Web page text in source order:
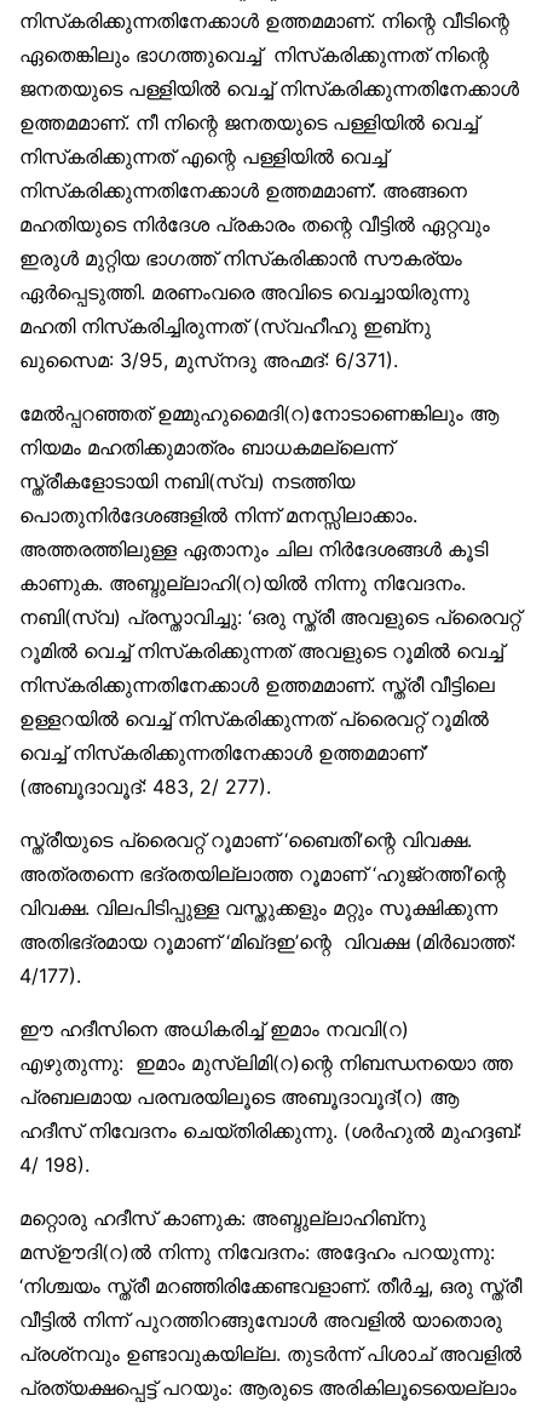
നിസ്‌കരിക്കുന്നതിനേക്കാള്‍ ഉത്തമമാണ്. നിന്റെ വീടിന്റെ
ഏതെങ്കിലും ഭാഗത്തുവെച്ച് നിസ്‌കരിക്കുന്നത് നിന്റെ
ജനതയുടെ പള്ളിയില്‍ വെച്ച് നിസ്‌കരിക്കുന്നതിനേക്കാള്‍
ഉത്തമമാണ്. നീ നിന്റെ ജനതയുടെ പള്ളിയില്‍ വെച്ച്
നിസ്‌കരിക്കുന്നത് എന്റെ പള്ളിയില്‍ വെച്ച്
നിസ്‌കരിക്കുന്നതിനേക്കാള്‍ ഉത്തമമാണ്’. അങ്ങനെ
മഹതിയുടെ നിര്‍ദേശ പ്രകാരം തന്റെ വീട്ടില്‍ ഏറ്റവും
ഇരുള്‍ മുറ്റിയ ഭാഗത്ത് നിസ്‌കരിക്കാന്‍ സൗകര്യം
ഏര്‍പ്പെടുത്തി. മരണംവരെ അവിടെ വെച്ചായിരുന്നു
മഹതി നിസ്‌കരിച്ചിരുന്നത് (സ്വഹീഹു ഇബ്‌നു
ഖുസൈമ: 3/95, മുസ്‌നദു അഹ്മദ്: 6/371).
മേല്‍പ്പറഞ്ഞത് ഉമ്മുഹുമൈദി(റ)നോടാണെങ്കിലും ആ
നിയമം മഹതിക്കുമാത്രം ബാധകമല്ലെന്ന്
സ്ത്രീകളോടായി നബി(സ്വ) നടത്തിയ
പൊതുനിര്‍ദേശങ്ങളില്‍ നിന്ന് മനസ്സിലാക്കാം.
അത്തരത്തിലുള്ള ഏതാനും ചില നിര്‍ദേശങ്ങള്‍ കൂടി
കാണുക. അബ്ദുല്ലാഹി(റ)യില്‍ നിന്നു നിവേദനം.
നബി(സ്വ) പ്രസ്താവിച്ചു: ‘ഒരു സ്ത്രീ അവളുടെ പ്രൈവറ്റ്
റൂമില്‍ വെച്ച് നിസ്‌കരിക്കുന്നത് അവളുടെ റൂമില്‍ വെച്ച്
നിസ്‌കരിക്കുന്നതിനേക്കാള്‍ ഉത്തമമാണ്. സ്ത്രീ വീട്ടിലെ
ഉള്ളറയില്‍ വെച്ച് നിസ്‌കരിക്കുന്നത് പ്രൈവറ്റ് റൂമില്‍
വെച്ച് നിസ്‌കരിക്കുന്നതിനേക്കാള്‍ ഉത്തമമാണ്’
(അബൂദാവൂദ്: 483, 2/ 277).
സ്ത്രീയുടെ പ്രൈവറ്റ് റൂമാണ് ‘ബൈതി’ന്റെ വിവക്ഷ.
അത്രതന്നെ ഭദ്രതയില്ലാത്ത റൂമാണ് ‘ഹുജ്‌റത്തി’ന്റെ
വിവക്ഷ. വിലപിടിപ്പുള്ള വസ്തുക്കളും മറ്റും സൂക്ഷിക്കുന്ന
അതിഭദ്രമായ റൂമാണ് ‘മിഖ്ദഇ’ന്റെ വിവക്ഷ (മിര്‍ഖാത്ത്:
4/177).
ഈ ഹദീസിനെ അധികരിച്ച് ഇമാം നവവി(റ)
എഴുതുന്നു: ഇമാം മുസ്‌ലിമി(റ)ന്റെ നിബന്ധനയൊ ത്ത
പ്രബലമായ പരമ്പരയിലൂടെ അബൂദാവൂദ്(റ) ആ
ഹദീസ് നിവേദനം ചെയ്തിരിക്കുന്നു. (ശര്‍ഹുല്‍ മുഹദ്ദബ്:
4/ 198).
മറ്റൊരു ഹദീസ് കാണുക: അബ്ദുല്ലാഹിബ്‌നു
മസ്ഊദി(റ)ല്‍ നിന്നു നിവേദനം: അദ്ദേഹം പറയുന്നു:
‘നിശ്ചയം സ്ത്രീ മറഞ്ഞിരിക്കേണ്ടവളാണ്. തീര്‍ച്ച, ഒരു സ്ത്രീ
വീട്ടില്‍ നിന്ന് പുറത്തിറങ്ങുമ്പോള്‍ അവളില്‍ യാതൊരു
പ്രശ്‌നവും ഉണ്ടാവുകയില്ല. തുടര്‍ന്ന് പിശാച് അവളില്‍
പ്രത്യക്ഷപ്പെട്ട് പറയും: ആരുടെ അരികിലൂടെയെല്ലാം